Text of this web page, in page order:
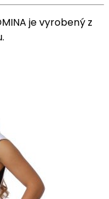
je vyrobený z